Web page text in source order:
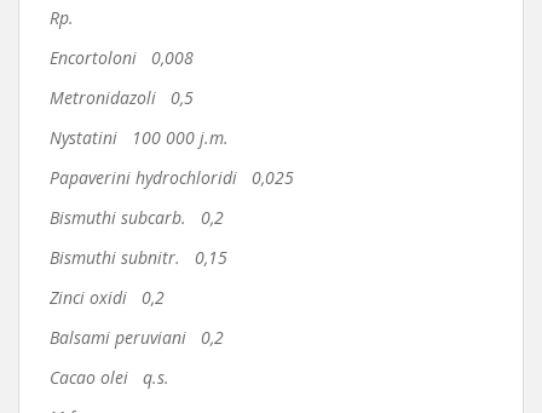
Rp.
Encortoloni 0,008
Metronidazoli 0,5
Nystatini 100 000 j.m.
Papaverini hydrochloridi 0,025
Bismuthi subcarb. 0,2
Bismuthi subnitr. 0,15
Zinci oxidi 0,2
Balsami peruviani 0,2
Cacao olei q.s.